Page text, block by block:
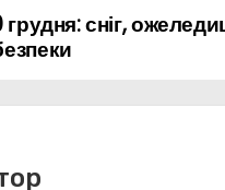
e
dI
n
s
e
n
p gr
m
сніг,